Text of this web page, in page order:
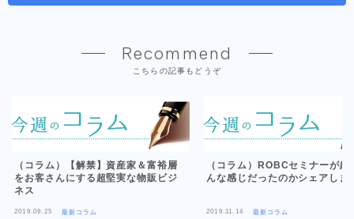
Recommend
こちらの記事もどうぞ
（コラム）【解禁】資産家＆富裕層
をお客さんにする超堅実な物販ビジ
ネス
2019.09.25 最新コラム
（コラム）ROBCセミナーが結
んな感じだったのかシェアしま
2019.11.14 最新コラム